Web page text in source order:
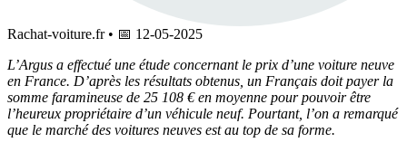
Rachat-voiture.fr • 📅 12-05-2025
L’Argus a effectué une étude concernant le prix d’une voiture neuve
en France. D’après les résultats obtenus, un Français doit payer la
somme faramineuse de 25 108 € en moyenne pour pouvoir être
l’heureux propriétaire d’un véhicule neuf. Pourtant, l’on a remarqué
que le marché des voitures neuves est au top de sa forme.